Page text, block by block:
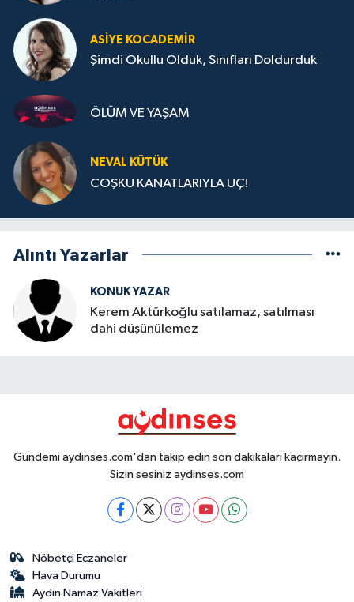
ASIYE KOCADEMİR
Şimdi Okullu Olduk, Sınıfları Doldurduk
ÖLÜM VE YAŞAM
NEVAL KÜTÜK
COŞKU KANATLARIYLA UÇ!
Alıntı Yazarlar
KONUK YAZAR
Kerem Aktürkoğlu satılamaz, satılması
dahi düşünülemez
Gündemi aydinses.com'dan takip edin son dakikalari kaçırmayın.
Sizin sesiniz aydinses.com
Nöbetçi Eczaneler
Hava Durumu
Aydin Namaz Vakitleri